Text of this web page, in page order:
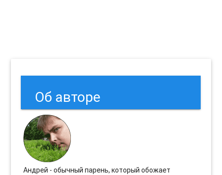
Об авторе
Андрей - обычный парень, который обожает